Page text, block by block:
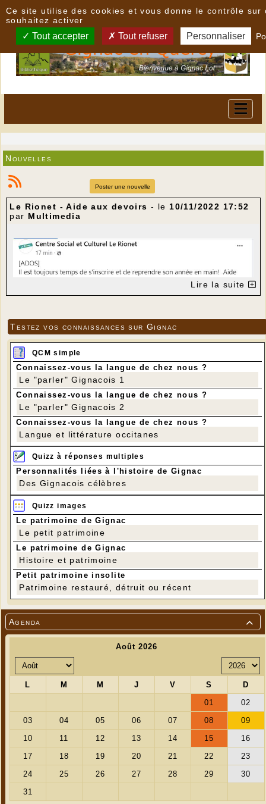

Agenda
Nouvelles
Poster une nouvelle
Le Rionet - Aide aux devoirs - le10/11/2022 17:52
par Multimedia
Lire la suite
Testez vos connaissances sur Gignac
QCM simple
Connaissez-vous la langue de chez nous ?
Le "parler" Gignacois 1
Connaissez-vous la langue de chez nous ?
Le "parler" Gignacois 2
Connaissez-vous la langue de chez nous ?
Langue et littérature occitanes
Quizz à réponses multiples
Personnalités liées à l'histoire de Gignac
Des Gignacois célèbres
Quizz images
Le patrimoine de Gignac
Le petit patrimoine
Le patrimoine de Gignac
Histoire et patrimoine
Petit patrimoine insolite
Patrimoine restauré, détruit ou récent
Ce site utilise des cookies et vous donne le contrôle sur
souhaitez activer
Tout accepter Tout refuser Personnaliser